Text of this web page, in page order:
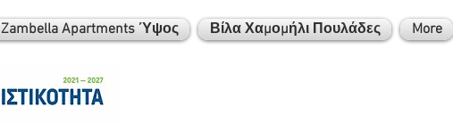
Zambella Apartments Ύψος Βίλα Χαμομήλι Πουλάδες More